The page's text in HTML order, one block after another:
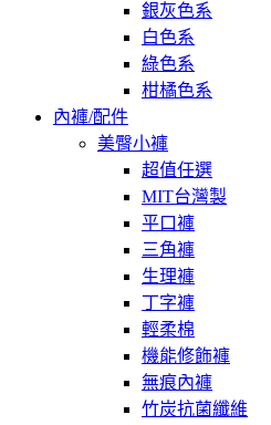
銀灰色系
白色系
綠色系
柑橘色系
內褲/配件
美臀小褲
超值任選
MIT台灣製
平口褲
三角褲
生理褲
丁字褲
輕柔棉
機能修飾褲
無痕內褲
竹炭抗菌纖維